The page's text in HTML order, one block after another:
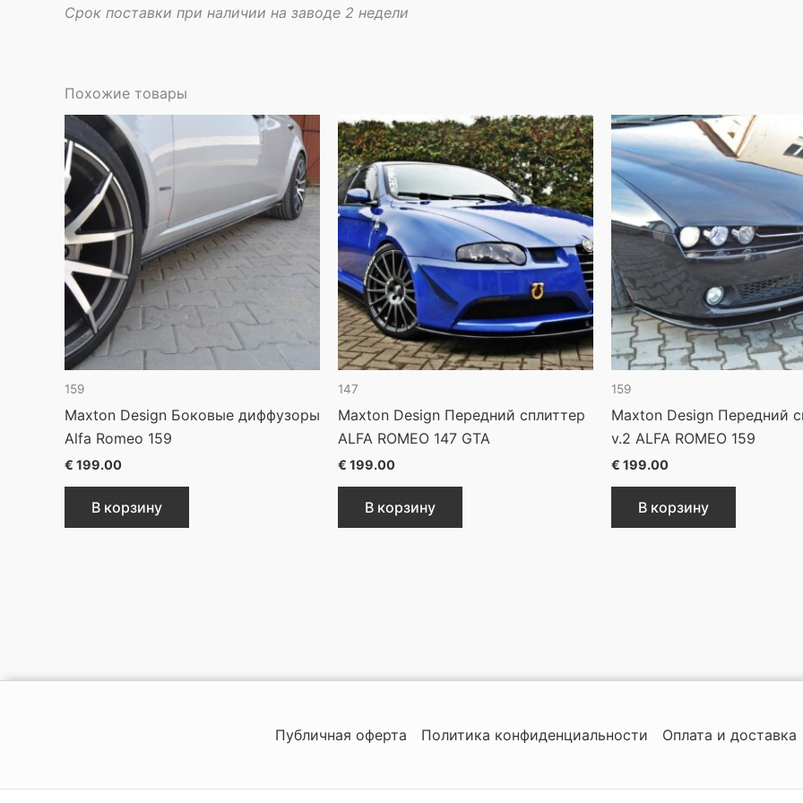
Срок поставки при наличии на заводе 2 недели
Похожие товары
159
Maxton Design Боковые диффузоры
Alfa Romeo 159
€ 199.00
В корзину
147
Maxton Design Передний сплиттер
ALFA ROMEO 147 GTA
€ 199.00
В корзину
159
Maxton Design Передний
v.2 ALFA ROMEO 159
€ 199.00
В корзину
Публичная оферта Политика конфиденциальности Оплата и доставка